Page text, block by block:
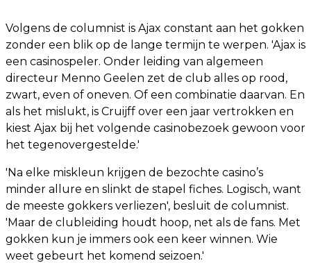
Volgens de columnist is Ajax constant aan het gokken
zonder een blik op de lange termijn te werpen. 'Ajax is
een casinospeler. Onder leiding van algemeen
directeur Menno Geelen zet de club alles op rood,
zwart, even of oneven. Of een combinatie daarvan. En
als het mislukt, is Cruijff over een jaar vertrokken en
kiest Ajax bij het volgende casinobezoek gewoon voor
het tegenovergestelde.'
'Na elke miskleun krijgen de bezochte casino’s
minder allure en slinkt de stapel fiches. Logisch, want
de meeste gokkers verliezen', besluit de columnist.
'Maar de clubleiding houdt hoop, net als de fans. Met
gokken kun je immers ook een keer winnen. Wie
weet gebeurt het komend seizoen.'